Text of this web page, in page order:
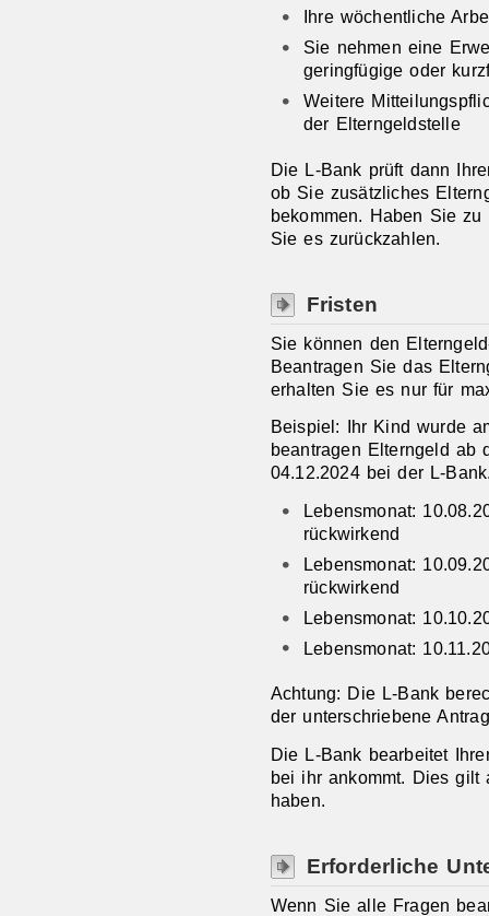
Ihre wöchentliche
Sie nehmen eine
geringfügige oder
Weitere
der Elterngeldstelle
Die L-Bank prüft dann
ob Sie zusätzliches
bekommen. Haben Sie
Sie es zurückzahlen.
Fristen
Sie können den
Beantragen Sie das
erhalten Sie es nur für
Beispiel: Ihr Kind wurde
beantragen Elterngeld ab
04.12.2024 bei der L-
Lebensmonat:
rückwirkend
Lebensmonat:
rückwirkend
Lebensmonat:
Lebensmonat:
Achtung: Die L-Bank
der unterschriebene
Die L-Bank bearbeitet
bei ihr ankommt. Dies
haben.
Erforderliche
Wenn Sie alle Fragen